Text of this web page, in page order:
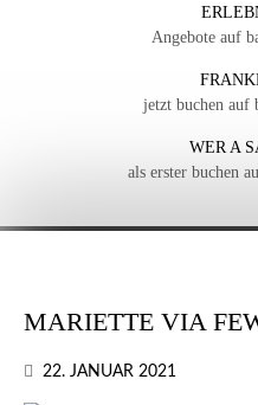
Angebote auf
jetzt buchen auf
WER A
als erster buchen
MARIETTE VIA
22. JANUAR 2021